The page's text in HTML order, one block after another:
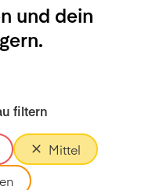
und dein
filtern
Mittel